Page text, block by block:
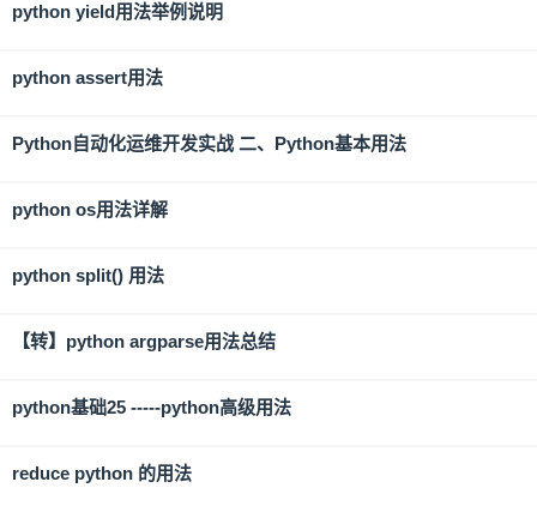
python yield用法举例说明
python assert用法
Python自动化运维开发实战 二、Python基本用法
python os用法详解
python split() 用法
【转】python argparse用法总结
python基础25 -----python高级用法
reduce python 的用法